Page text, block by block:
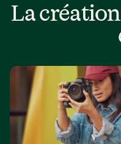
La